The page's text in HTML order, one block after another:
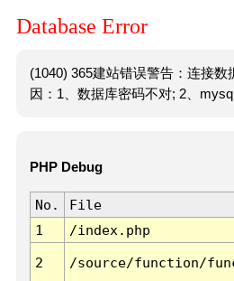
Database Error
(1040) 365建站错误警告：连接数
因：1、数据库密码不对; 2、mysql
PHP Debug
No. File
1
/index.php
2 /source/function/